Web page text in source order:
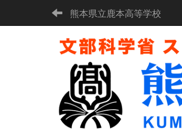
熊本県立鹿本高等学校